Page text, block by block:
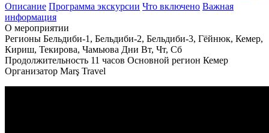
Описание Программа экскурсии Что включено Важная
информация
О мероприятии
Регионы Бельдиби-1, Бельдиби-2, Бельдиби-3, Гёйнюк, Кемер,
Кириш, Текирова, Чамьюва Дни Вт, Чт, Сб
Продолжительность 11 часов Основной регион Кемер
Организатор Marş Travel